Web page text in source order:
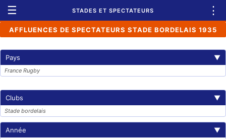
☰ STADES ET SPECTATEURS ⋮
AFFLUENCES DE SPECTATEURS STADE BORDELAIS 1935
Pays ▼
France Rugby
Clubs ▼
Stade bordelais
Année ▼